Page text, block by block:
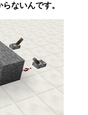
ないんです。